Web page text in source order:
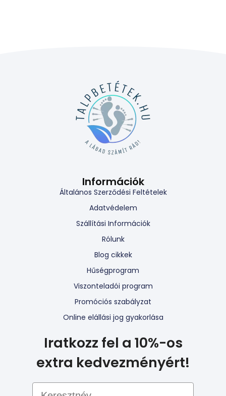
Információk
Általános Szerződési Feltételek
Adatvédelem
Szállítási Információk
Rólunk
Blog cikkek
Hűségprogram
Viszonteladói program
Promóciós szabályzat
Online elállási jog gyakorlása
Iratkozz fel a 10%-os
extra kedvezményért!